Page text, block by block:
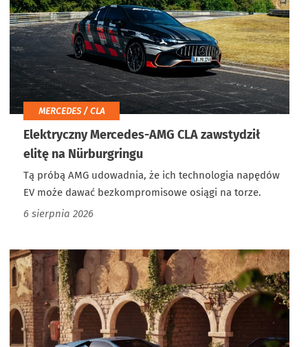
MERCEDES / CLA
Elektryczny Mercedes-AMG CLA zawstydził
elitę na Nürburgringu
Tą próbą AMG udowadnia, że ich technologia napędów
EV może dawać bezkompromisowe osiągi na torze.
6 sierpnia 2026